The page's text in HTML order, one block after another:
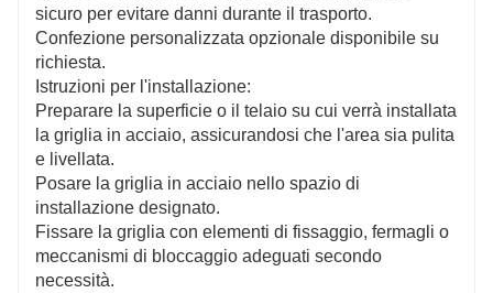
sicuro per evitare danni durante il trasporto.
Confezione personalizzata opzionale disponibile su
richiesta.
Istruzioni per l'installazione:
Preparare la superficie o il telaio su cui verrà installata
la griglia in acciaio, assicurandosi che l'area sia pulita
e livellata.
Posare la griglia in acciaio nello spazio di
installazione designato.
Fissare la griglia con elementi di fissaggio, fermagli o
meccanismi di bloccaggio adeguati secondo
necessità.